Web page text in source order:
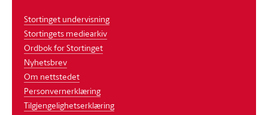
Stortinget undervisning
Stortingets mediearkiv
Ordbok for Stortinget
Nyhetsbrev
Om nettstedet
Personvernerklæring
Tilgjengelighetserklæring